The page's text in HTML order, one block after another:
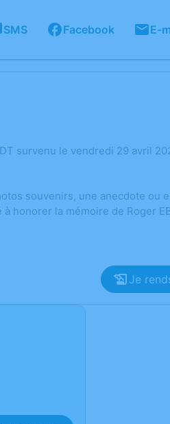
SMS Facebook E-
survenu le vendredi 29 avril
souvenirs, une anecdote ou
honorer la mémoire de Roger
Je